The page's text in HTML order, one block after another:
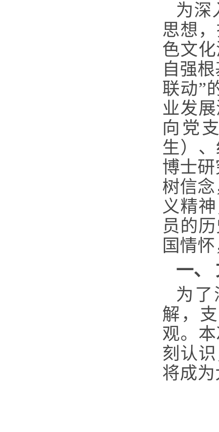
为深
思想
色文
自强
联动”
业发
向党
生）
博士
树信
义精
员的
国情
一、
为
解，
观。
刻认
将成